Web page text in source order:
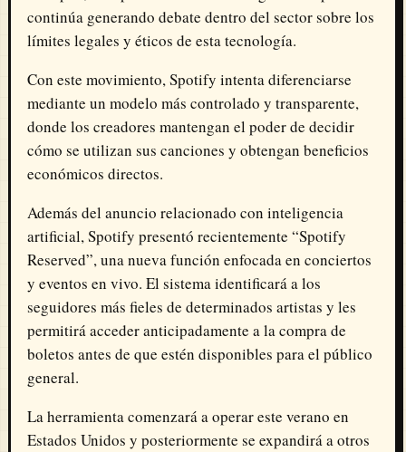
continúa generando debate dentro del sector sobre los
límites legales y éticos de esta tecnología.
Con este movimiento, Spotify intenta diferenciarse
mediante un modelo más controlado y transparente,
donde los creadores mantengan el poder de decidir
cómo se utilizan sus canciones y obtengan beneficios
económicos directos.
Además del anuncio relacionado con inteligencia
artificial, Spotify presentó recientemente “Spotify
Reserved”, una nueva función enfocada en conciertos
y eventos en vivo. El sistema identificará a los
seguidores más fieles de determinados artistas y les
permitirá acceder anticipadamente a la compra de
boletos antes de que estén disponibles para el público
general.
La herramienta comenzará a operar este verano en
Estados Unidos y posteriormente se expandirá a otros